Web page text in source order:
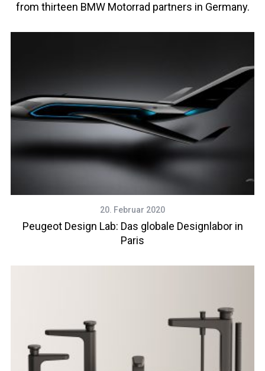
from thirteen BMW Motorrad partners in Germany.
20. Februar 2020
Peugeot Design Lab: Das globale Designlabor in
Paris